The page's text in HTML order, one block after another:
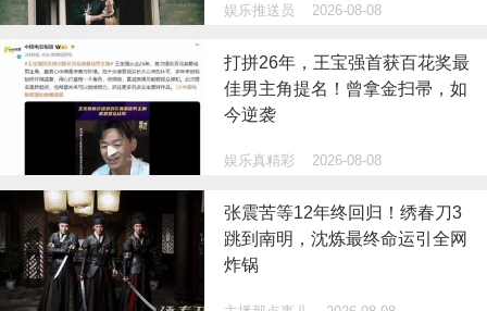
娱乐推送员 2026-08-08
打拼26年，王宝强首获百花奖最
佳男主角提名！曾拿金扫帚，如
今逆袭
娱乐真精彩 2026-08-08
张震苦等12年终回归！绣春刀3
跳到南明，沈炼最终命运引全网
炸锅